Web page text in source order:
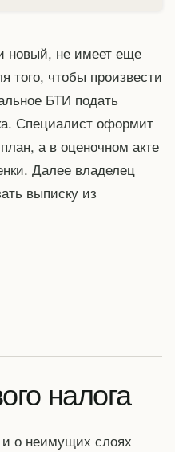
новый, не имеет еще
того, чтобы произвести
БТИ подать
Специалист оформит
а в оценочном акте
Далее владелец
выписку из
налога
и о неимущих слоях